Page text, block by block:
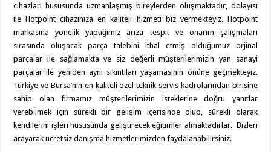
cihazları hususunda uzmanlaşmış bireylerden oluşmaktadır, dolayısı
ile Hotpoint cihazınıza en kaliteli hizmeti biz vermekteyiz. Hotpoint
markasına yönelik yaptığımız arıza tespit ve onarım çalışmaları
sırasında oluşacak parça talebini ithal etmiş olduğumuz orjinal
parçalar ile sağlamakta ve siz değerli müşterilerimizin yan sanayi
parçalar ile yeniden aynı sıkıntıları yaşamasının önüne geçmekteyiz.
Türkiye ve Bursa’nın en kaliteli özel teknik servis kadrolarından birisine
sahip olan firmamız müşterilerimizin isteklerine doğru yanıtlar
verebilmek için sürekli bir gelişim içerisinde olup, sürekli olarak
kendilerini işleri hususunda geliştirecek eğitimler almaktadırlar. Bizleri
arayarak ücretsiz danışma hizmetlerimizden faydalanabilirsiniz.